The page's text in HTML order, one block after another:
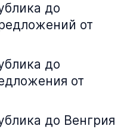
до
от
до
от
до Венгрия